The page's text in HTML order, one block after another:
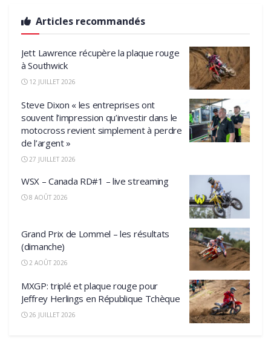
Articles recommandés
Jett Lawrence récupère la plaque rouge
à Southwick
12 JUILLET 2026
Steve Dixon « les entreprises ont
souvent l’impression qu’investir dans le
motocross revient simplement à perdre
de l’argent »
27 JUILLET 2026
WSX – Canada RD#1 – live streaming
8 AOÛT 2026
Grand Prix de Lommel – les résultats
(dimanche)
2 AOÛT 2026
MXGP: triplé et plaque rouge pour
Jeffrey Herlings en République Tchèque
26 JUILLET 2026